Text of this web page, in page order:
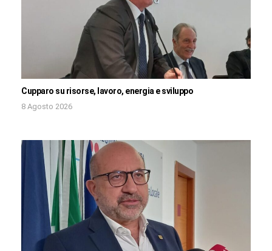
Cupparo su risorse, lavoro, energia e sviluppo
8 Agosto 2026